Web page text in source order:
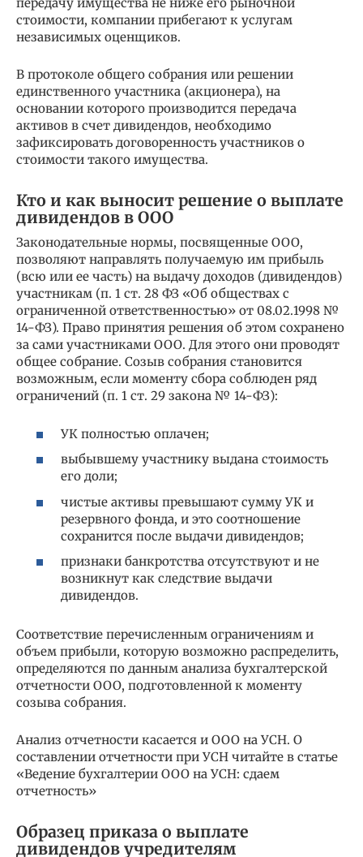
стоимости, компании прибегают к услугам
независимых оценщиков.
В протоколе общего собрания или решении
единственного участника (акционера), на
основании которого производится передача
активов в счет дивидендов, необходимо
зафиксировать договоренность участников о
стоимости такого имущества.
Кто и как выносит решение о выплате
дивидендов в ООО
Законодательные нормы, посвященные ООО,
позволяют направлять получаемую им прибыль
(всю или ее часть) на выдачу доходов (дивидендов)
участникам (п. 1 ст. 28 ФЗ «Об обществах с
ограниченной ответственностью» от 08.02.1998 №
14-ФЗ). Право принятия решения об этом сохранено
за сами участниками ООО. Для этого они проводят
общее собрание. Созыв собрания становится
возможным, если моменту сбора соблюден ряд
ограничений (п. 1 ст. 29 закона № 14-ФЗ):
УК полностью оплачен;
выбывшему участнику выдана стоимость
его доли;
чистые активы превышают сумму УК и
резервного фонда, и это соотношение
сохранится после выдачи дивидендов;
признаки банкротства отсутствуют и не
возникнут как следствие выдачи
дивидендов.
Соответствие перечисленным ограничениям и
объем прибыли, которую возможно распределить,
определяются по данным анализа бухгалтерской
отчетности ООО, подготовленной к моменту
созыва собрания.
Анализ отчетности касается и ООО на УСН. О
составлении отчетности при УСН читайте в статье
«Ведение бухгалтерии ООО на УСН: сдаем
отчетность»
Образец приказа о выплате
дивидендов учредителям